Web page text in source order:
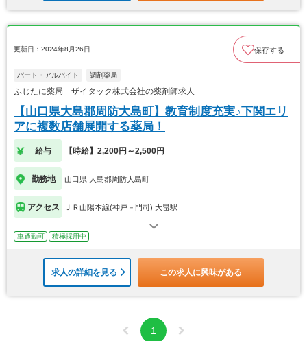
更新日：2024年8月26日 保存する
パート・アルバイト 調剤薬局
ふじたに薬局 ザイタック株式会社の薬剤師求人
【山口県大島郡周防大島町】教育制度充実♪下関エリ
アに複数店舗展開する薬局！
給与 【時給】2,200円～2,500円
勤務地 山口県 大島郡周防大島町
アクセス ＪＲ山陽本線(神戸－門司) 大畠駅
車通勤可 積極採用中
求人の詳細を見る この求人に興味がある
1